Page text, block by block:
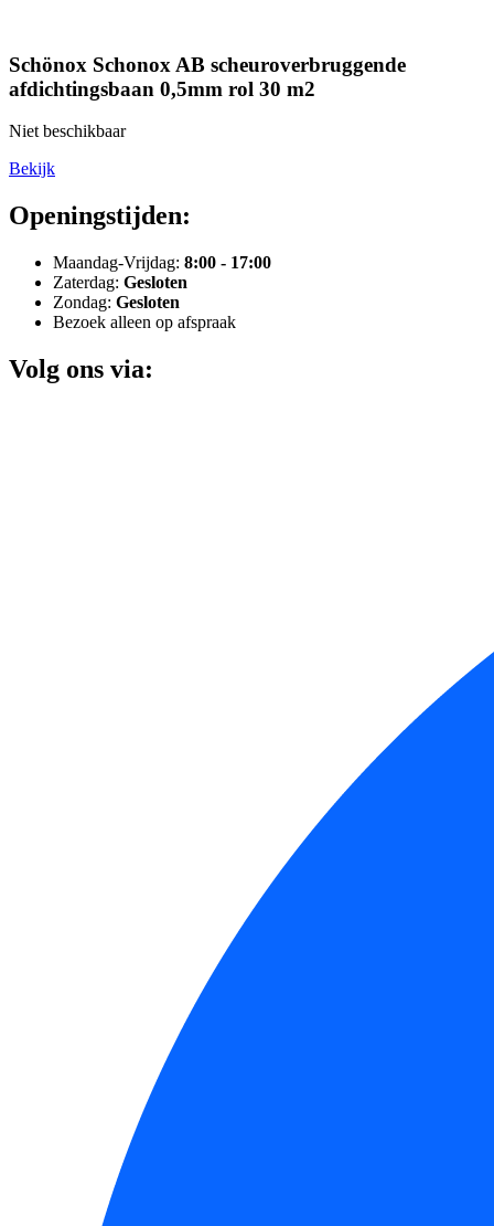
Schönox Schonox AB scheuroverbruggende
afdichtingsbaan 0,5mm rol 30 m2
Niet beschikbaar
Bekijk
Openingstijden:
Maandag-Vrijdag: 8:00 - 17:00
Zaterdag: Gesloten
Zondag: Gesloten
Bezoek alleen op afspraak
Volg ons via: